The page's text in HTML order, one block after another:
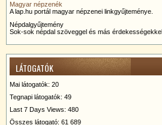
Magyar népzenék
A lap.hu portál magyar népzenei linkgyűjteménye.
Népdalgyűjtemény
Sok-sok népdal szöveggel és más érdekességekkel.
LÁTOGATÓK
Mai látogatók: 20
Tegnapi látogatók: 49
Last 7 Days Views: 480
Összes látogató: 61 689